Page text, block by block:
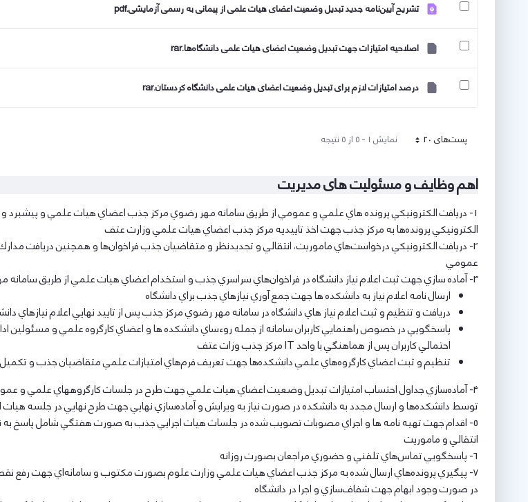
تشریح آیین‌نامه جدید تبدیل وضعیت اعضای هیات علمی از پیمانی به رسمی آزمایشی.pdf
اصلاحیه امتیازات جهت تبدیل وضعیت اعضای هیات علمی دانشگاه‌ها.rar
درصد امتیازات لازم برای تبدیل وضعیت اعضای هیات علمی دانشگاه کردستان.rar
پست‌‌های 20هر صفحه نمایش ۱ - ۵ از ۵ نتیجه
اهم وظایف و مسئولیت های مدیریت
1- دريافت الكترونيكي پرونده هاي علمي و عمومي از طريق سامانه مهر رضوي مركز جذب اعضاي هيات علمي و پيشبرد
الكترونيكي پرونده‌ها به مركز جذب جهت اخذ تاييديه مركز جذب اعضاي هيات علمي وزارت عتف
2- دريافت الكترونيكي درخواست‌هاي ماموريت، انتقالي و تجديدنظر و متقاضيان جذب فراخوان‌ها و همچنين
عمومي
3- آماده سازي جهت ثبت اعلام نياز دانشگاه در فراخوان‌هاي سراسري جذب و استخدام اعضاي هيات علمي از طريق سامانه مهر رضوي مركز جذب اعضاي هيات علمي وزارت علوم كه شامل مراحل:
ارسال نامه اعلام نياز به دانشكده ها جهت جمع آوري نيازهاي جذب براي دانشگاه
دريافت و تنظيم و ثبت اعلام نياز هاي دانشگاه در سامانه مهر رضوي مركز جذب پس از تاييد نهايي اعلام نيازهاي
پاسخگويي در خصوص راهنمايي كاربران سامانه از جمله روءساي دانشكده ها و اعضاي كارگروه علمي و مسئولين
احتمالي كاربران پس از هماهنگي با واحد IT مركز جذب وزات عتف
تنظيم و ثبت اعضاي كارگروه‌هاي علمي دانشكده‌ها جهت تعريف فرم‌هاي امتيازات علمي متقاضيان جذب و
4- آماده‌سازي جداول احتساب امتيازات تبديل وضعيت اعضاي هيات علمي جهت طرح در جلسات كارگروههاي علمي و
توسط دانشكده‌ها و ارسال مجدد به دانشكده در صورت نياز به ويرايش و آماده‌سازي نهايي جهت طرح نهايي در جلسه هيات
5- اقدام جهت تهيه نامه ها و اجراي مصوبات تصويب شده در جلسات هيات اجرايي جذب به صورت هفتگي شامل پاسخ
انتقالي و ماموريت
6- پاسخگويي تماس‌هاي تلفني و حضوري مراجعان بصورت روزانه
7- پيگيري پرونده‌هاي ارسال شده به مركز جذب اعضاي هيات علمي وزارت علوم بصورت مكتوب و سامانه‌اي جهت رفع نقص
در صورت وجود ابهام جهت شفاف‌سازي و اجرا در دانشگاه